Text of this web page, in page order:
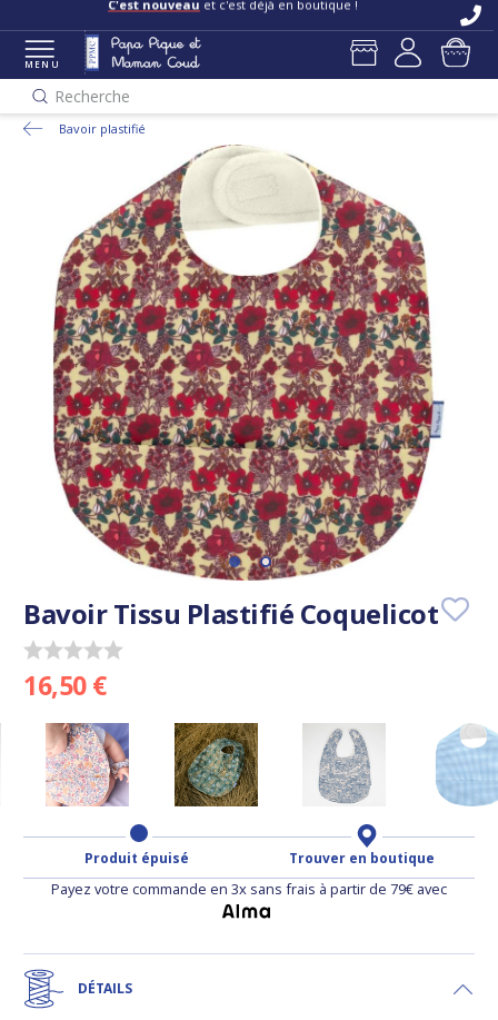
C'est nouveau et c'est déjà en boutique !
MENU
Recherche
Bavoir plastifié
Bavoir Tissu Plastifié Coquelicot
16,50 €
Produit épuisé Trouver en boutique
Payez votre commande en 3x sans frais à partir de 79€ avec
DÉTAILS